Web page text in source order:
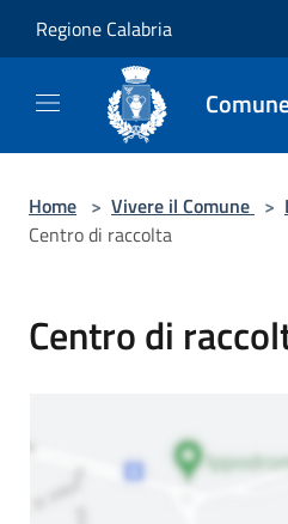
Regione Calabria
Home > Vivere il Comune >
Centro di raccolta
Centro di